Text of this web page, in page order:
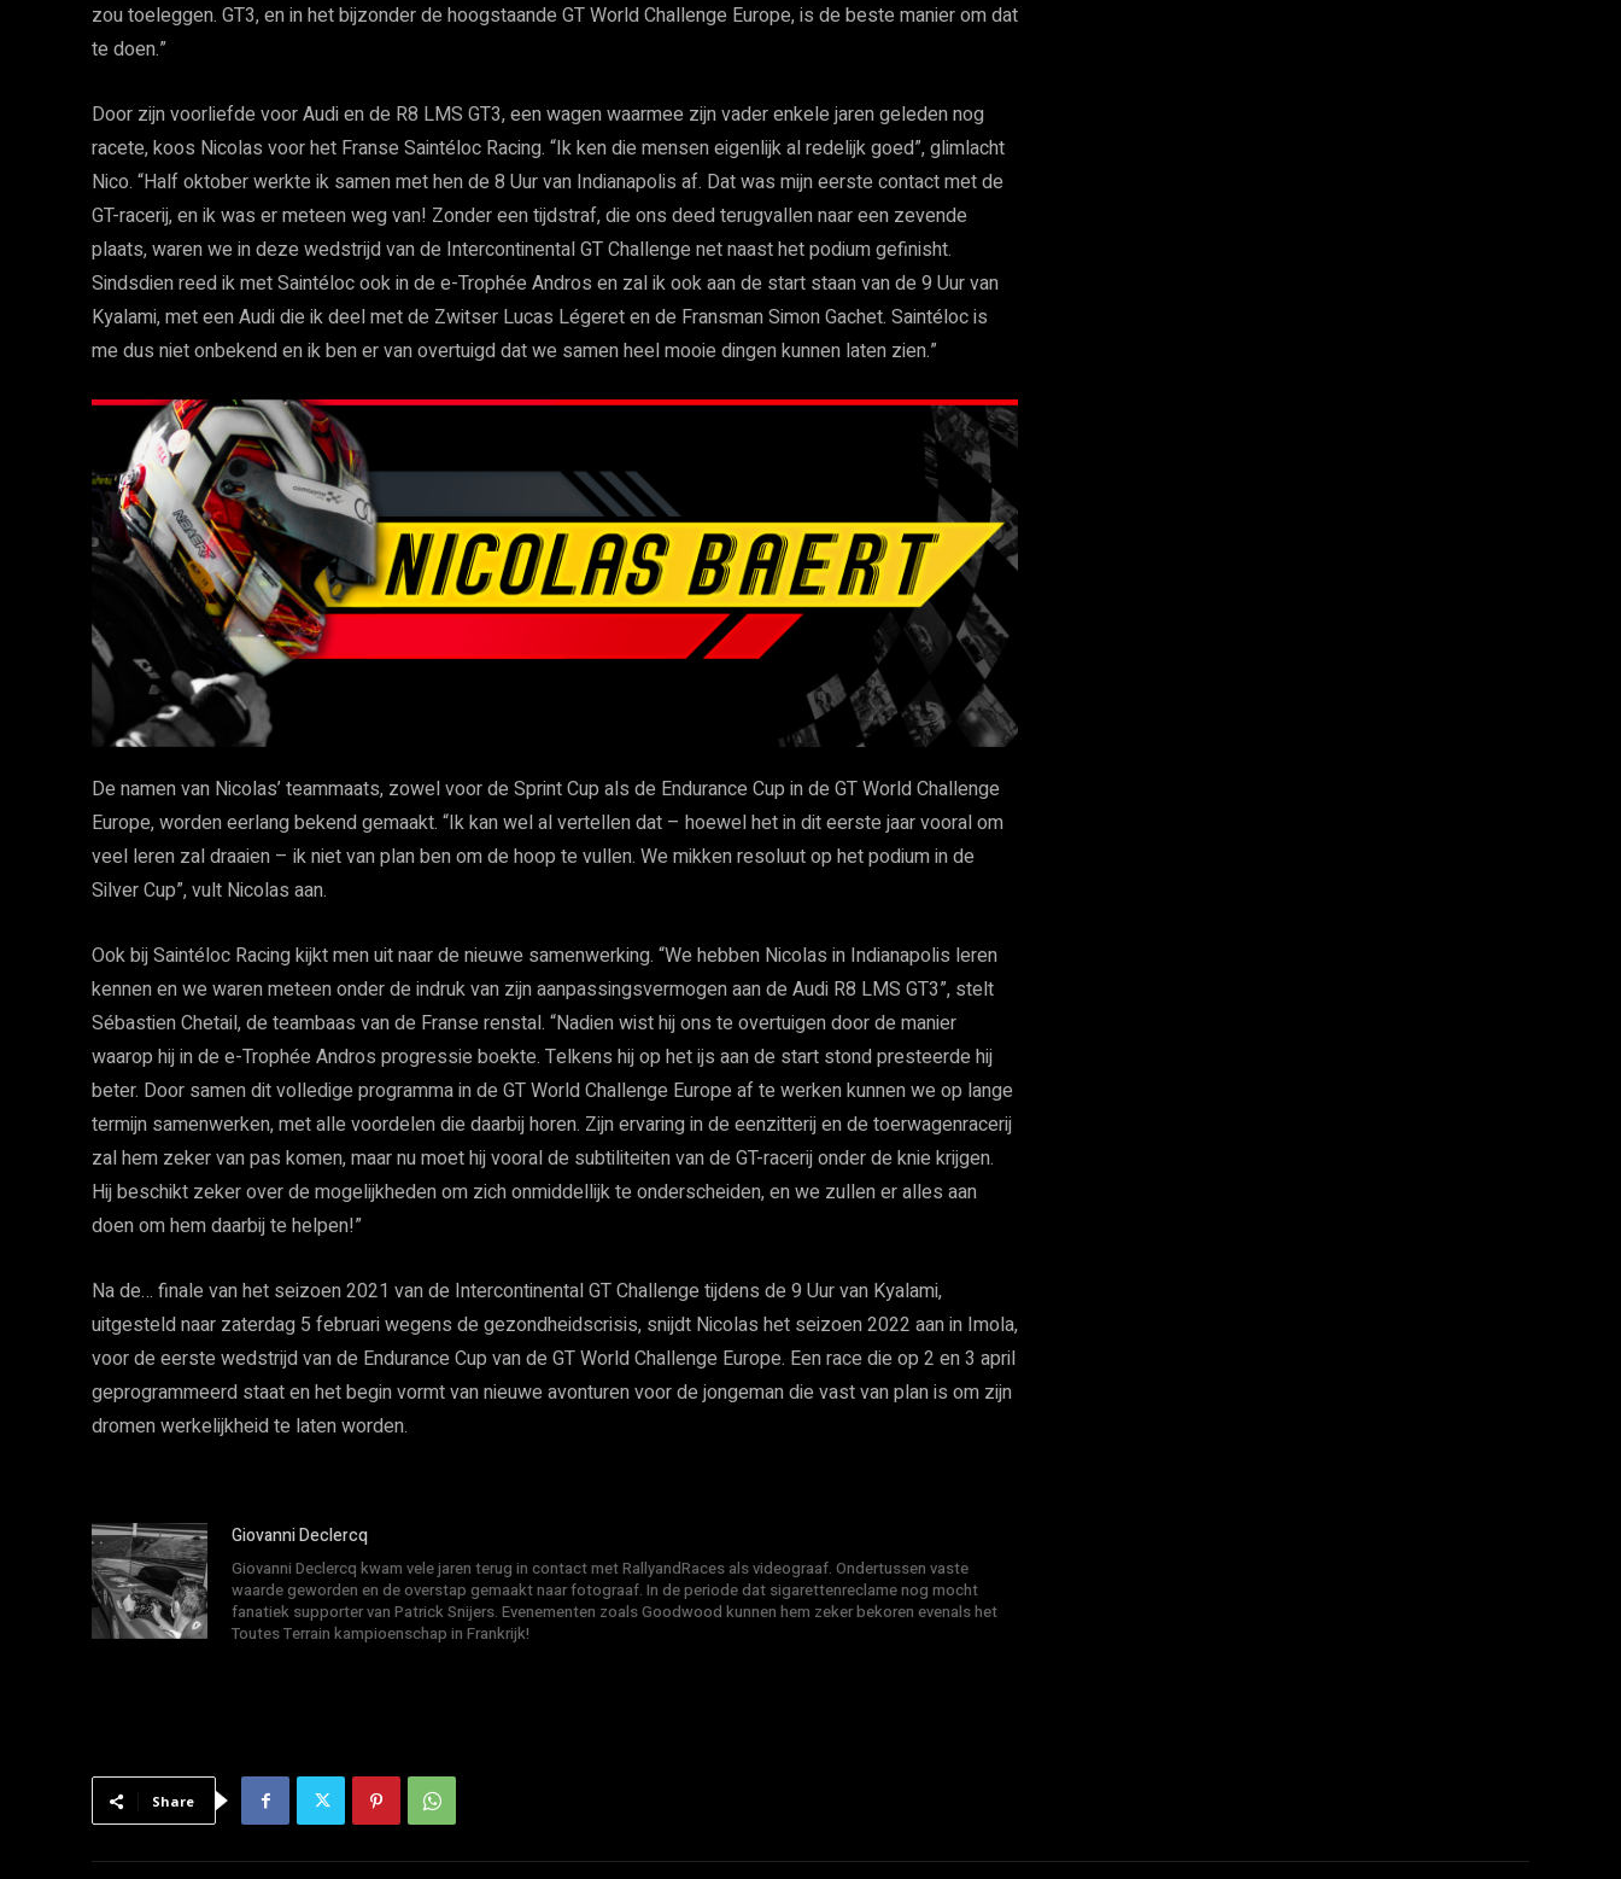
zou toeleggen. GT3, en in het bijzonder de hoogstaande GT World Challenge Europe, is de beste manier om dat
te doen.”
­Door zijn voorliefde voor Audi en de R8 LMS GT3, een wagen waarmee zijn vader enkele jaren geleden nog
racete, koos Nicolas voor het Franse Saintéloc Racing. “Ik ken die mensen eigenlijk al redelijk goed”, glimlacht
Nico. “Half oktober werkte ik samen met hen de 8 Uur van Indianapolis af. Dat was mijn eerste contact met de
GT-racerij, en ik was er meteen weg van! Zonder een tijdstraf, die ons deed terugvallen naar een zevende
plaats, waren we in deze wedstrijd van de Intercontinental GT Challenge net naast het podium gefinisht.
Sindsdien reed ik met Saintéloc ook in de e-Trophée Andros en zal ik ook aan de start staan van de 9 Uur van
Kyalami, met een Audi die ik deel met de Zwitser Lucas Légeret en de Fransman Simon Gachet. Saintéloc is
me dus niet onbekend en ik ben er van overtuigd dat we samen heel mooie dingen kunnen laten zien.”
De namen van Nicolas’ teammaats, zowel voor de Sprint Cup als de Endurance Cup in de GT World Challenge
Europe, worden eerlang bekend gemaakt. “Ik kan wel al vertellen dat – hoewel het in dit eerste jaar vooral om
veel leren zal draaien – ik niet van plan ben om de hoop te vullen. We mikken resoluut op het podium in de
Silver Cup”, vult Nicolas aan.
­Ook bij Saintéloc Racing kijkt men uit naar de nieuwe samenwerking. “We hebben Nicolas in Indianapolis leren
kennen en we waren meteen onder de indruk van zijn aanpassingsvermogen aan de Audi R8 LMS GT3”, stelt
Sébastien Chetail, de teambaas van de Franse renstal. “Nadien wist hij ons te overtuigen door de manier
waarop hij in de e-Trophée Andros progressie boekte. Telkens hij op het ijs aan de start stond presteerde hij
beter. Door samen dit volledige programma in de GT World Challenge Europe af te werken kunnen we op lange
termijn samenwerken, met alle voordelen die daarbij horen. Zijn ervaring in de eenzitterij en de toerwagenracerij
zal hem zeker van pas komen, maar nu moet hij vooral de subtiliteiten van de GT-racerij onder de knie krijgen.
Hij beschikt zeker over de mogelijkheden om zich onmiddellijk te onderscheiden, en we zullen er alles aan
doen om hem daarbij te helpen!”
Na de… finale van het seizoen 2021 van de Intercontinental GT Challenge tijdens de 9 Uur van Kyalami,
uitgesteld naar zaterdag 5 februari wegens de gezondheidscrisis, snijdt Nicolas het seizoen 2022 aan in Imola,
voor de eerste wedstrijd van de Endurance Cup van de GT World Challenge Europe. Een race die op 2 en 3 april
geprogrammeerd staat en het begin vormt van nieuwe avonturen voor de jongeman die vast van plan is om zijn
dromen werkelijkheid te laten worden.
Giovanni Declercq
Giovanni Declercq kwam vele jaren terug in contact met RallyandRaces als videograaf. Ondertussen vaste
waarde geworden en de overstap gemaakt naar fotograaf. In de periode dat sigarettenreclame nog mocht
fanatiek supporter van Patrick Snijers. Evenementen zoals Goodwood kunnen hem zeker bekoren evenals het
Toutes Terrain kampioenschap in Frankrijk!
Share